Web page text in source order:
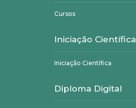
Cursos
Iniciação Científica
Iniciação Científica
Diploma Digital